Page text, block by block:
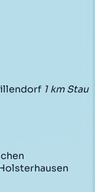
1 km Stau